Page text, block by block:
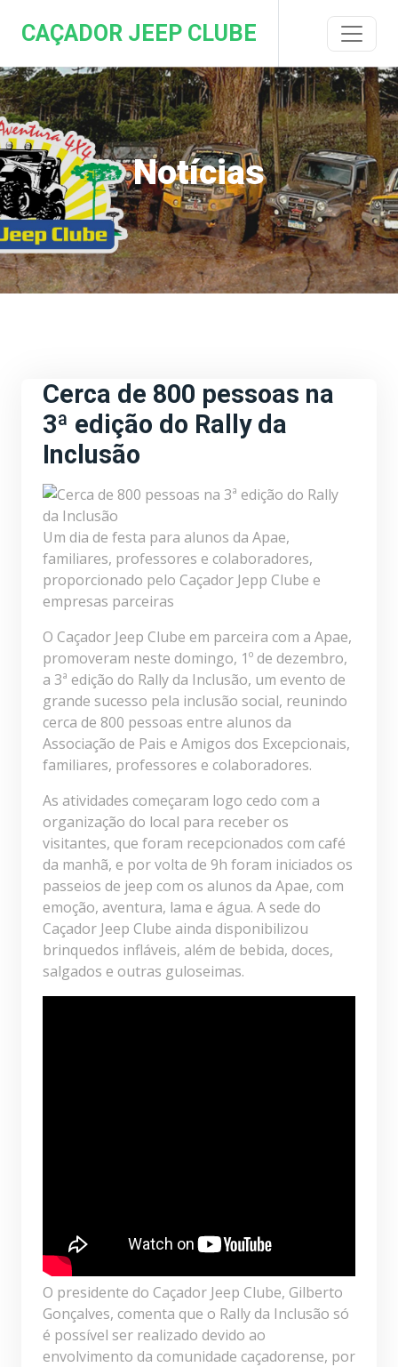
CAÇADOR JEEP CLUBE
Notícias
Cerca de 800 pessoas na
3ª edição do Rally da
Inclusão
Um dia de festa para alunos da Apae,
familiares, professores e colaboradores,
proporcionado pelo Caçador Jepp Clube e
empresas parceiras
O Caçador Jeep Clube em parceira com a Apae,
promoveram neste domingo, 1º de dezembro,
a 3ª edição do Rally da Inclusão, um evento de
grande sucesso pela inclusão social, reunindo
cerca de 800 pessoas entre alunos da
Associação de Pais e Amigos dos Excepcionais,
familiares, professores e colaboradores.
As atividades começaram logo cedo com a
organização do local para receber os
visitantes, que foram recepcionados com café
da manhã, e por volta de 9h foram iniciados os
passeios de jeep com os alunos da Apae, com
emoção, aventura, lama e água. A sede do
Caçador Jeep Clube ainda disponibilizou
brinquedos infláveis, além de bebida, doces,
salgados e outras guloseimas.
O presidente do Caçador Jeep Clube, Gilberto
Gonçalves, comenta que o Rally da Inclusão só
é possível ser realizado devido ao
envolvimento da comunidade caçadorense, por